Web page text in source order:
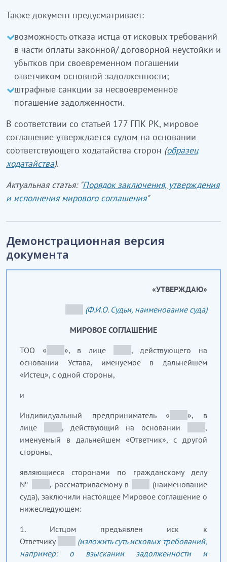
Также документ предусматривает:
возможность отказа истца от исковых требований
в части оплаты законной/ договорной неустойки и
убытков при своевременном погашении
ответчиком основной задолженности;
штрафные санкции за несвоевременное
погашение задолженности.
В соответствии со статьей 177 ГПК РК, мировое
соглашение утверждается судом на основании
соответствующего ходатайства сторон (образец
ходатайства).
Актуальная статья: "Порядок заключения, утверждения
и исполнения мирового соглашения"
Демонстрационная версия
документа
«УТВЕРЖДАЮ»
(Ф.И.О. Судьи, наименование суда)
МИРОВОЕ СОГЛАШЕНИЕ
ТОО «
», в лице
, действующего на
основании Устава, именуемое в дальнейшем
«Истец», с одной стороны,
и
Индивидуальный предприниматель « _____», в
лице
, действующий на основании
,
именуемый в дальнейшем «Ответчик», с другой
стороны,
являющиеся сторонами по гражданскому делу
№
, рассматриваемому в
(наименование
суда), заключили настоящее Мировое соглашение о
нижеследующем:
1.
Истцом предъявлен иск к
Ответчику
(изложить суть исковых требований,
например: о взыскании задолженности и